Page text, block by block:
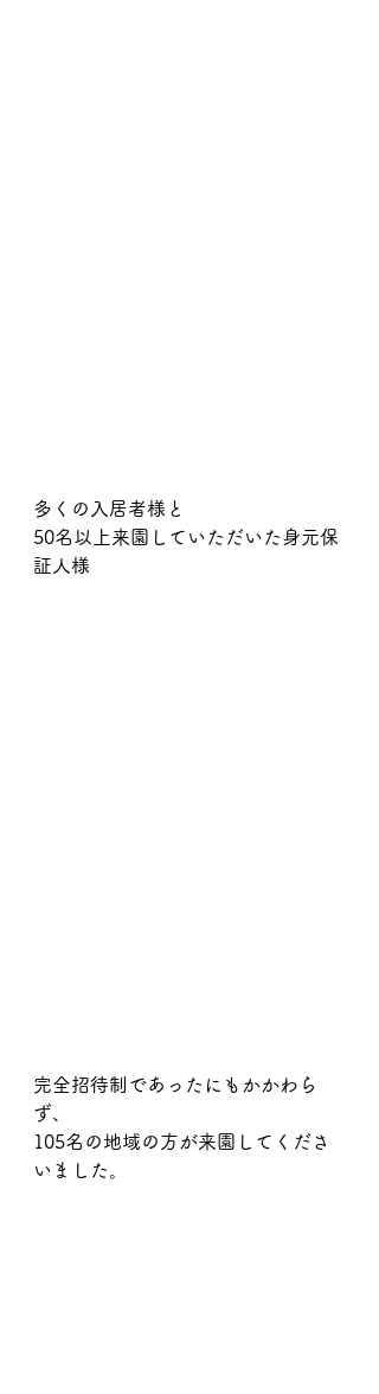
多くの入居者様と
50名以上来園していただいた身元保
証人様
完全招待制であったにもかかわら
ず、
105名の地域の方が来園してくださ
いました。